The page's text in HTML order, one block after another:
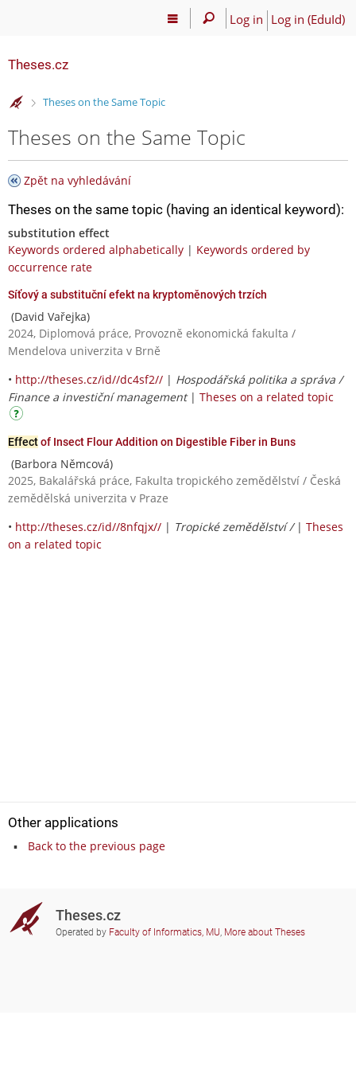
Log in Log in (EduId)
Theses.cz
>
Theses on the Same Topic
Theses on the Same Topic
Zpět na vyhledávání
Theses on the same topic (having an identical keyword):
substitution effect
Keywords ordered alphabetically | Keywords ordered by
occurrence rate
Síťový a substituční efekt na kryptoměnových trzích
(David Vařejka)
2024, Diplomová práce, Provozně ekonomická fakulta /
Mendelova univerzita v Brně
• http://theses.cz/id//dc4sf2// | Hospodářská politika a správa /
Finance a investiční management| Theses on a related topic
Effectof Insect Flour Addition on Digestible Fiber in Buns
(Barbora Němcová)
2025, Bakalářská práce, Fakulta tropického zemědělství / Česká
zemědělská univerzita v Praze
• http://theses.cz/id//8nfqjx// | Tropické zemědělství / | Theses
on a related topic
Other applications
Back to the previous page
Theses.cz
Operated by Faculty of Informatics, MU, More about Theses